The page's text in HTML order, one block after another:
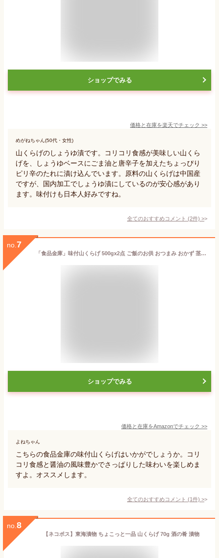
ショップでみる
価格と在庫を楽天でチェック >>
めがねちゃん(50代・女性)
山くらげのしょうゆ漬です。コリコリ食感が美味しい山くら
げを、しょうゆベースにごま油と唐辛子を加えたちょっぴり
ピリ辛のたれに漬け込んでいます。原料の山くらげは中国産
ですが、国内加工でしょうゆ漬にしているのが安心感があり
ます。味付けも日本人好みですね。
全てのおすすめコメント (2件) >
no. 7
「食品金庫」味付山くらげ 500gx2点 ご飯のお供 おつまみ おかず 茎レタス コリコリ 皇帝菜 貢菜 500gx2袋
ショップでみる
価格と在庫をAmazonでチェック >>
よねちゃん
こちらの食品金庫の味付山くらげはいかがでしょうか。コリ
コリ食感と醤油の風味豊かでさっぱりした味わいを楽しめま
すよ。オススメします。
全てのおすすめコメント (1件) >
no. 8
【ネコポス】東海漬物 ちょこっと一品 山くらげ 70g 酒の肴 漬物